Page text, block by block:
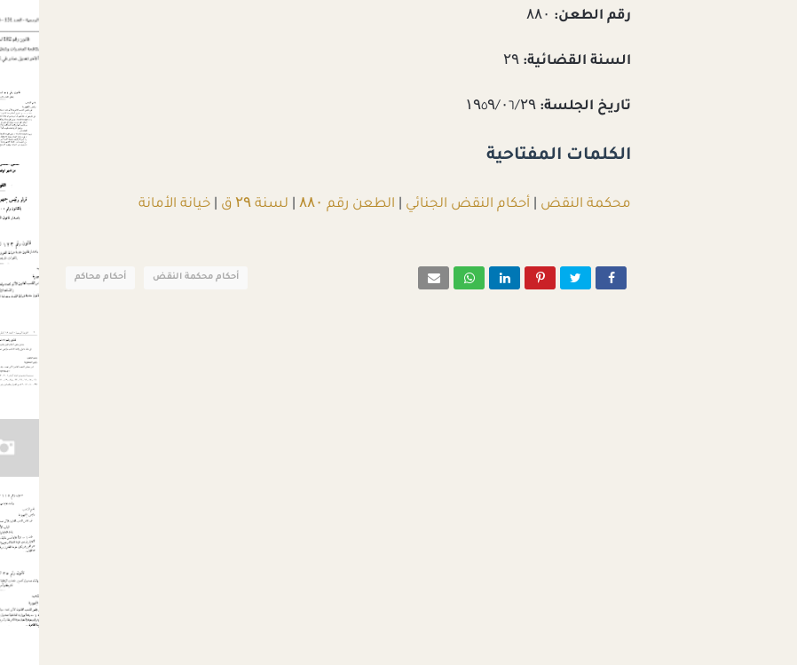
رقم الطعن:
السنة القضائية:
تاريخ الجلسة:
الكلمات المفتاحية
محكمة النقض أحكام النقض الجنائي الطعن رقم ۸۸۰ لسنة ۲۹ ق خيانة الأمانة
أحكام محاكم أحكام محكمة النقض